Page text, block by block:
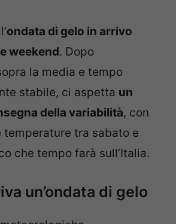
ondata di gelo in arrivo
weekend. Dopo
la media e tempo
stabile, ci aspetta un
della variabilità, con
temperature tra sabato e
che tempo farà sull’Italia.
un’ondata di gelo